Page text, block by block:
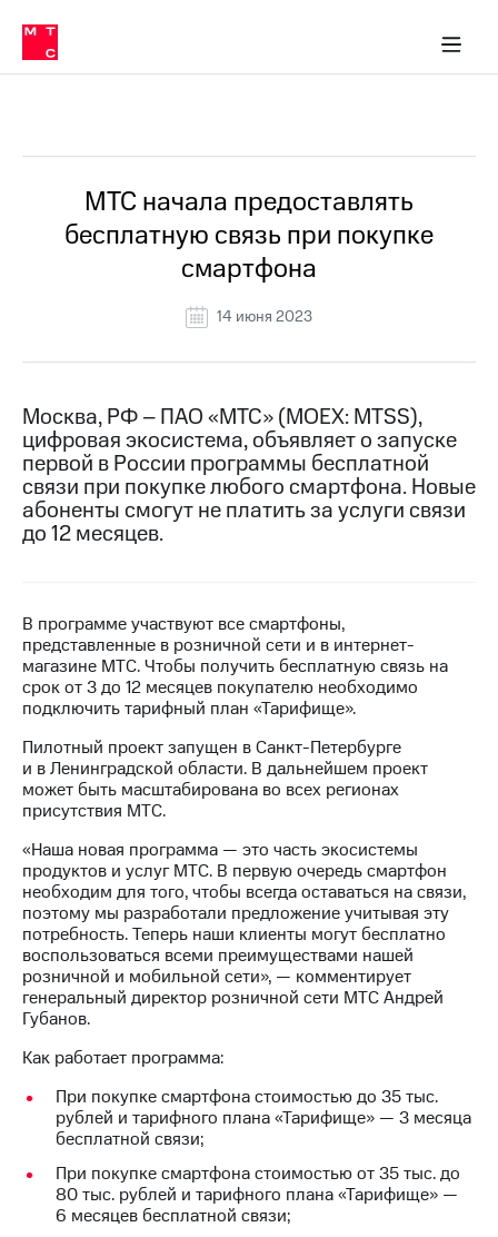
Медиа-центр
и акционерам
Устойчивое развитие
Комплаенс и деловая этика
компании
Карьера
История
компании
Руководство
информация
Контакты
Медиа-центр
Пресс-
релизы
МТС
Интервью
Финансовая
отчетность
Контакты
Новости
в
и акционерам
Корпоративное
управление
Корпоративный
секретарь
Раскрытие
акционерам
ПАО
"МТС"
Собрания
акционеров
Личный
кабинет
в МТС
Пресс-
релизы
о технологиях
МТС начала предоставлять
бесплатную связь при покупке
смартфона
14 июня 2023
Москва, РФ – ПАО «МТС» (MOEX: MTSS),
цифровая экосистема, объявляет о запуске
первой в России программы бесплатной
связи при покупке любого смартфона. Новые
абоненты смогут не платить за услуги связи
до 12 месяцев.
В программе участвуют все смартфоны,
представленные в розничной сети и в интернет-
магазине МТС. Чтобы получить бесплатную связь на
срок от 3 до 12 месяцев покупателю необходимо
подключить тарифный план «Тарифище».
Пилотный проект запущен в Санкт-Петербурге
и в Ленинградской области. В дальнейшем проект
может быть масштабирована во всех регионах
присутствия МТС.
«Наша новая программа — это часть экосистемы
продуктов и услуг МТС. В первую очередь смартфон
необходим для того, чтобы всегда оставаться на связи,
поэтому мы разработали предложение учитывая эту
потребность. Теперь наши клиенты могут бесплатно
воспользоваться всеми преимуществами нашей
розничной и мобильной сети», — комментирует
генеральный директор розничной сети МТС Андрей
Губанов.
Как работает программа:
При покупке смартфона стоимостью до 35 тыс.
рублей и тарифного плана «Тарифище» — 3 месяца
бесплатной связи;
При покупке смартфона стоимостью от 35 тыс. до
80 тыс. рублей и тарифного плана «Тарифище» —
6 месяцев бесплатной связи;